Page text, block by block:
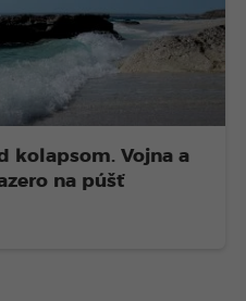
kolapsom. Vojna a
na púšť